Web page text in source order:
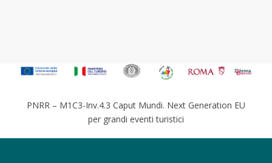
PNRR – M1C3-Inv.4.3 Caput Mundi. Next Generation EU
per grandi eventi turistici